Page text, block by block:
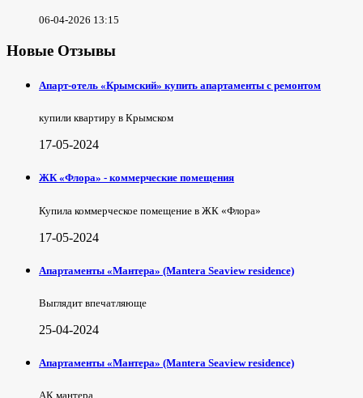
06-04-2026 13:15
Новые Отзывы
Апарт-отель «Крымский» купить апартаменты с ремонтом
купили квартиру в Крымском
17-05-2024
ЖК «Флора» - коммерческие помещения
Купила коммерческое помещение в ЖК «Флора»
17-05-2024
Апартаменты «Мантера» (Mantera Seaview rеsidence)
Выглядит впечатляюще
25-04-2024
Апартаменты «Мантера» (Mantera Seaview rеsidence)
АК мантера